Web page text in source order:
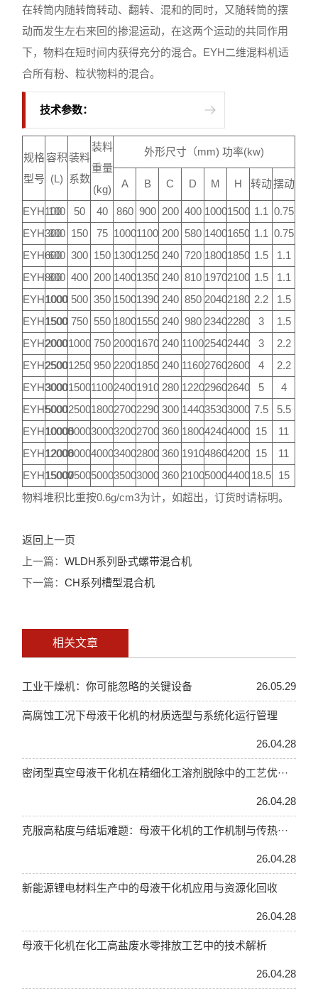
在转筒内随转筒转动、翻转、混和的同时，又随转筒的摆
动而发生左右来回的掺混运动，在这两个运动的共同作用
下，物料在短时间内获得充分的混合。EYH二维混料机适
合所有粉、粒状物料的混合。
技术参数：
规格
型号
容积
(L)
装料
系数
装料
重量
(kg)
外形尺寸（mm) 功率(kw)
A B C D M H 转动摆动
EYH100
100 50 40 860 900 200 400 10001500 1.1 0.75
EYH300
300 150 75 10001100 200 580 14001650 1.1 0.75
EYH600
600 300 150 13001250 240 720 18001850 1.5
1.1
EYH800
800 400 200 14001350 240 810 19702100 1.5
1.1
EYH1000
1000 500 350 15001390 240 850 20402180 2.2
1.5
EYH1500
1500 750 550 18001550 240 980 23402280 3
1.5
EYH2000
20001000 750 20001670 240 110025402440 3
2.2
EYH2500
25001250 950 22001850 240 116027602600 4
2.2
EYH3000
30001500110024001910 280 122029602640 5
4
EYH5000
50002500180027002290 300 144035303000 7.5
5.5
EYH10000
100005000300032002700 360 180042404000 15
11
EYH12000
120006000400034002800 360 191048604200 15
11
EYH15000
150007500500035003000 360 210050004400 18.5
15
物料堆积比重按0.6g/cm3为计，如超出，订货时请标明。
返回上一页
上一篇：WLDH系列卧式螺带混合机
下一篇：CH系列槽型混合机
相关文章
工业干燥机：你可能忽略的关键设备 26.05.29
高腐蚀工况下母液干化机的材质选型与系统化运行管理
26.04.28
密闭型真空母液干化机在精细化工溶剂脱除中的工艺优···
26.04.28
克服高粘度与结垢难题：母液干化机的工作机制与传热···
26.04.28
新能源锂电材料生产中的母液干化机应用与资源化回收
26.04.28
母液干化机在化工高盐废水零排放工艺中的技术解析
26.04.28